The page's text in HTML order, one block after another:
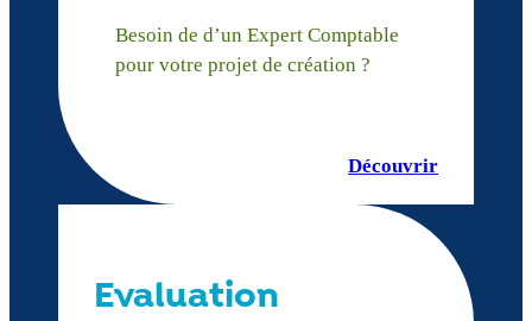
Besoin de d’un Expert Comptable
pour votre projet de création ?
Découvrir
Evaluation